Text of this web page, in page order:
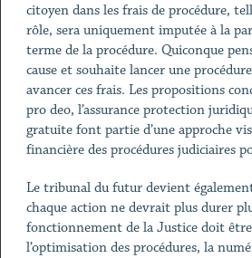
citoyen dans les frais de procédure,
rôle, sera uniquement imputée à la
terme de la procédure. Quiconque
cause et souhaite lancer une
avancer ces frais. Les propositions
pro deo, l’assurance protection
gratuite font partie d’une approche
financière des procédures judiciaires
Le tribunal du futur devient
chaque action ne devrait plus durer
fonctionnement de la Justice doit être
l’optimisation des procédures, la